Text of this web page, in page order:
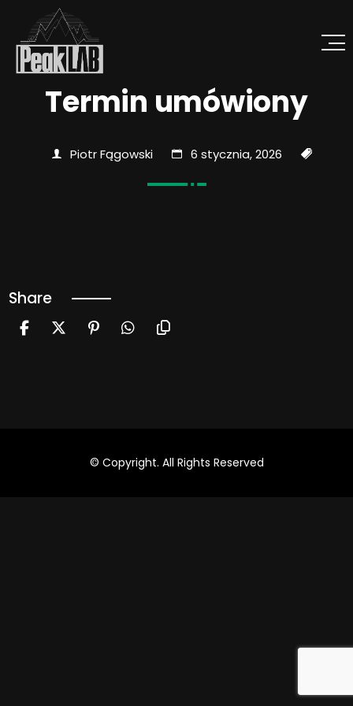
Termin umówiony
Piotr Fągowski 6 stycznia, 2026
Share
© Copyright. All Rights Reserved